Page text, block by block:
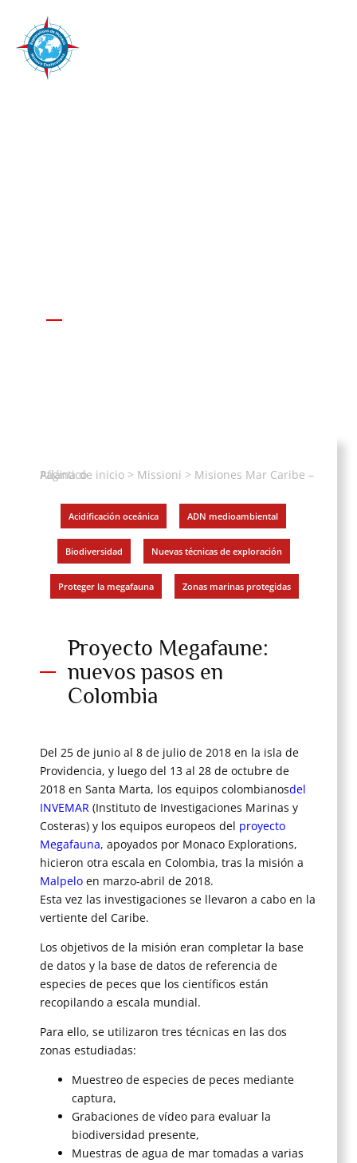
Página de inicio > Missioni >
Misiones Mar Caribe – Atlántico
Acidificación oceánica ADN medioambiental
Biodiversidad Nuevas técnicas de exploración
Proteger la megafauna Zonas marinas protegidas
Proyecto Megafaune:
nuevos pasos en
Colombia
Del 25 de junio al 8 de julio de 2018 en la isla de
Providencia, y luego del 13 al 28 de octubre de
2018 en Santa Marta, los equipos colombianosdel
INVEMAR (Instituto de Investigaciones Marinas y
Costeras) y los equipos europeos del proyecto
Megafauna, apoyados por Monaco Explorations,
hicieron otra escala en Colombia, tras la misión a
Malpelo en marzo-abril de 2018.
Esta vez las investigaciones se llevaron a cabo en la
vertiente del Caribe.
Los objetivos de la misión eran completar la base
de datos y la base de datos de referencia de
especies de peces que los científicos están
recopilando a escala mundial.
Para ello, se utilizaron tres técnicas en las dos
zonas estudiadas:
Muestreo de especies de peces mediante
captura,
Grabaciones de vídeo para evaluar la
biodiversidad presente,
Muestras de agua de mar tomadas a varias